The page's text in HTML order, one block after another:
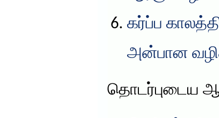
கர்ப்ப
அன்பான
தொடர்புடைய